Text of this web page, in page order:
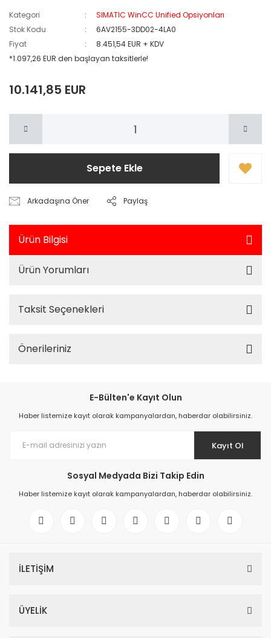
Kategori
SIMATIC WinCC Unified Opsiyonları
Stok Kodu
6AV2155-3DD02-4LA0
Fiyat
8.451,54 EUR + KDV
*1.097,26 EUR den başlayan taksitlerle!
10.141,85 EUR
Sepete Ekle
Arkadaşına Öner Paylaş
Ürün Bilgisi
Ürün Yorumları
Taksit Seçenekleri
Önerileriniz
E-Bülten'e Kayıt Olun
Haber listemize kayıt olarak kampanyalardan, haberdar olabilirsiniz.
Kayıt Ol
Sosyal Medyada Bizi Takip Edin
Haber listemize kayıt olarak kampanyalardan, haberdar olabilirsiniz.
İLETİŞİM
ÜYELİK